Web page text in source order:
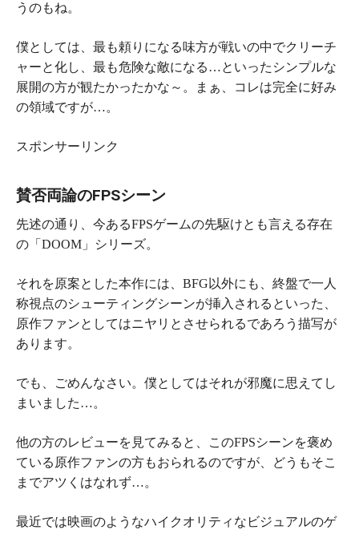
うのもね。
僕としては、最も頼りになる味方が戦いの中でクリーチ
ャーと化し、最も危険な敵になる…といったシンプルな
展開の方が観たかったかな～。まぁ、コレは完全に好み
の領域ですが…。
スポンサーリンク
賛否両論のFPSシーン
先述の通り、今あるFPSゲームの先駆けとも言える存在
の「DOOM」シリーズ。
それを原案とした本作には、BFG以外にも、終盤で一人
称視点のシューティングシーンが挿入されるといった、
原作ファンとしてはニヤリとさせられるであろう描写が
あります。
でも、ごめんなさい。僕としてはそれが邪魔に思えてし
まいました…。
他の方のレビューを見てみると、このFPSシーンを褒め
ている原作ファンの方もおられるのですが、どうもそこ
までアツくはなれず…。
最近では映画のようなハイクオリティなビジュアルのゲ